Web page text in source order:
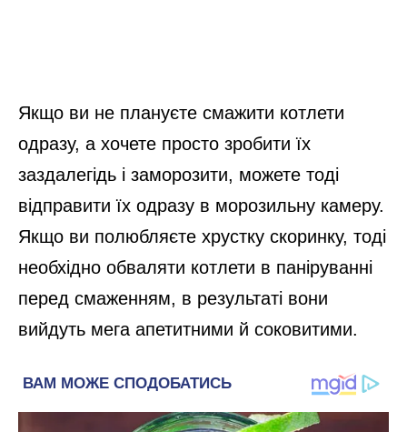
Якщо ви не плануєте смажити котлети
одразу, а хочете просто зробити їх
заздалегідь і заморозити, можете тоді
відправити їх одразу в морозильну камеру.
Якщо ви полюбляєте хрустку скоринку, тоді
необхідно обваляти котлети в паніруванні
перед смаженням, в результаті вони
вийдуть мега апетитними й соковитими.